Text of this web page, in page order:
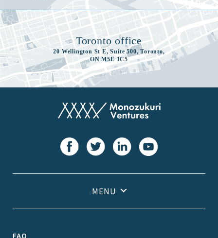
Toronto office
20 Wellington St E, Suite 500, Toronto,
ON M5E 1C5
FAQ